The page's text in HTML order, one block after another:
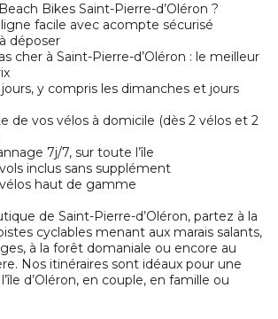
Bikes Saint-Pierre-d’Oléron ?
facile avec acompte sécurisé
déposer
cher à Saint-Pierre-d’Oléron : le meilleur
y compris les dimanches et jours
de vos vélos à domicile (dès 2 vélos et 2
7j/7, sur toute l’île
inclus sans supplément
haut de gamme
de Saint-Pierre-d’Oléron, partez à la
cyclables menant aux marais salants,
à la forêt domaniale ou encore au
Nos itinéraires sont idéaux pour une
d’Oléron, en couple, en famille ou